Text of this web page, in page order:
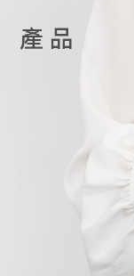
產 品